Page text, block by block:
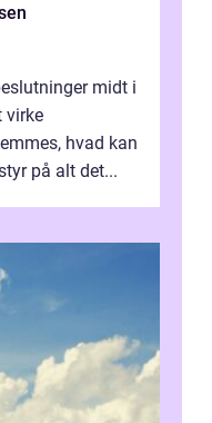
midt i
virke
hvad kan
på alt det...